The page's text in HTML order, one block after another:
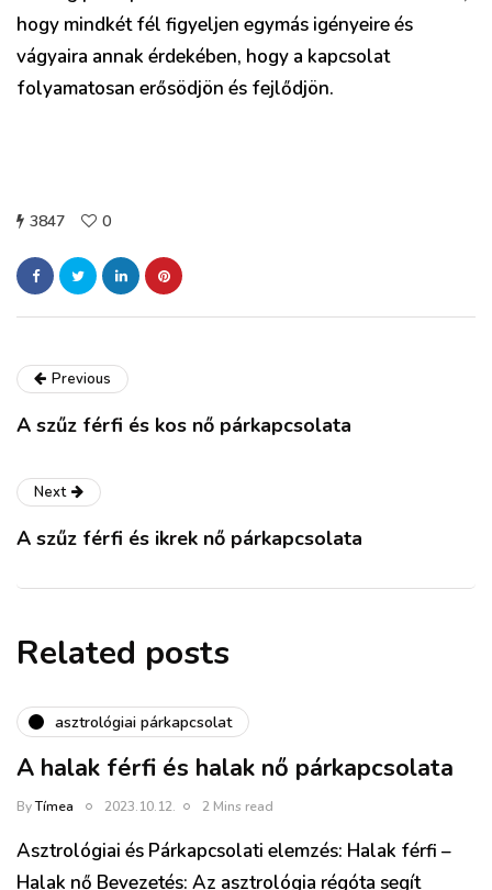
hogy mindkét fél figyeljen egymás igényeire és
vágyaira annak érdekében, hogy a kapcsolat
folyamatosan erősödjön és fejlődjön.
3847 0
Previous
A szűz férfi és kos nő párkapcsolata
Next
A szűz férfi és ikrek nő párkapcsolata
Related posts
asztrológiai párkapcsolat
A halak férfi és halak nő párkapcsolata
ByTímea 2023.10.12. 2 Mins read
Asztrológiai és Párkapcsolati elemzés: Halak férfi –
Halak nő Bevezetés: Az asztrológia régóta segít